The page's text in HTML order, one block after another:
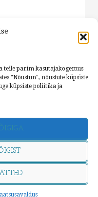
teile parim kasutajakogemus
"Nõustun", nõustute küpsiste
küpsiste poliitika ja